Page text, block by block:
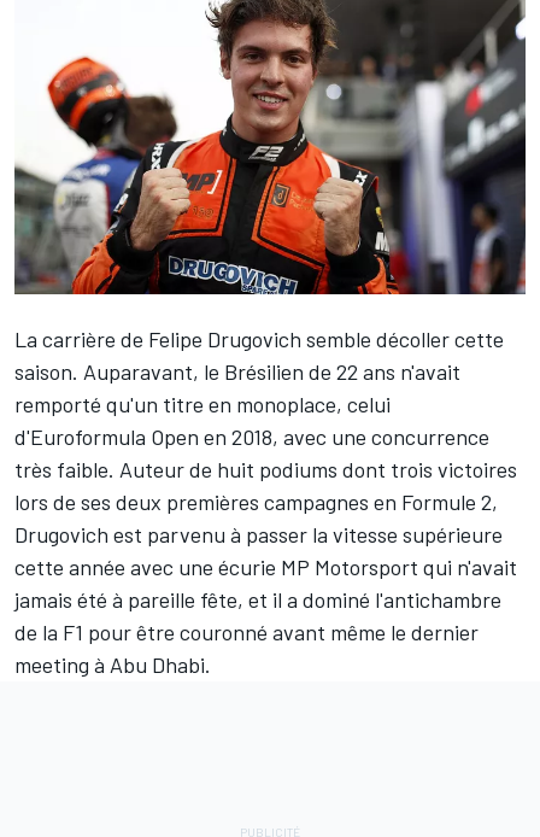
La carrière de Felipe Drugovich semble décoller cette
saison. Auparavant, le Brésilien de 22 ans n'avait
remporté qu'un titre en monoplace, celui
d'Euroformula Open en 2018, avec une concurrence
très faible. Auteur de huit podiums dont trois victoires
lors de ses deux premières campagnes en Formule 2,
Drugovich est parvenu à passer la vitesse supérieure
cette année avec une écurie MP Motorsport qui n'avait
jamais été à pareille fête, et il a dominé l'antichambre
de la F1 pour être couronné avant même le dernier
meeting à Abu Dhabi.